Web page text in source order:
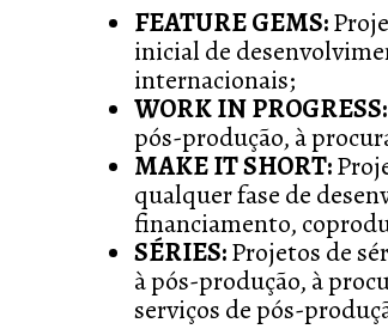
FEATURE GEMS:
inicial de
internacionais;
WORK IN PROGRESS:
pós-produção, à
MAKE IT SHORT:
qualquer fase de
financiamento,
SÉRIES:Projetos de
à pós-produção, à
serviços de pós-